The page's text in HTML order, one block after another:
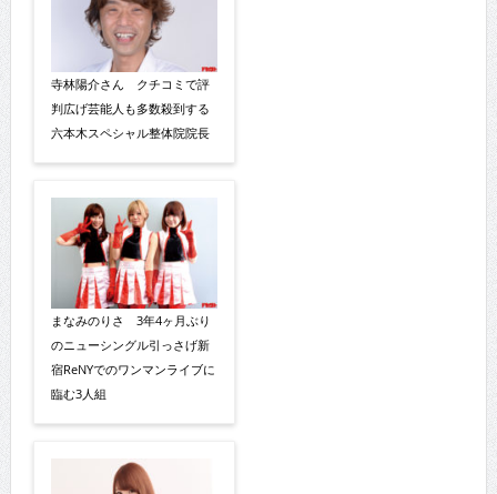
寺林陽介さん クチコミで評
判広げ芸能人も多数殺到する
六本木スペシャル整体院院長
まなみのりさ 3年4ヶ月ぶり
のニューシングル引っさげ新
宿ReNYでのワンマンライブに
臨む3人組